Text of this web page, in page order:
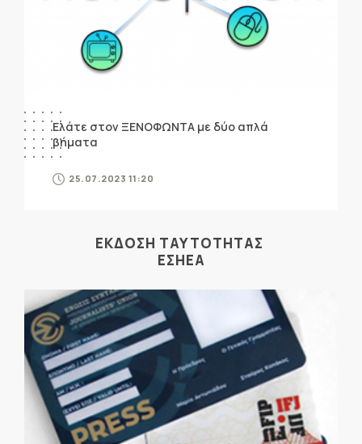
Ελάτε στον ΞΕΝΟΦΩΝΤΑ με δύο απλά
βήματα
25.07.2023 11:20
ΕΚΔΟΣΗ ΤΑΥΤΟΤΗΤΑΣ
ΕΣΗΕΑ